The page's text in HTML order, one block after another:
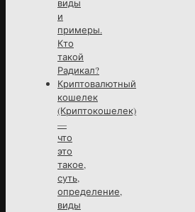
виды
и
примеры.
Кто
такой
Радикал?
Криптовалютный
кошелек
(Криптокошелек)
—
что
это
такое,
суть,
определение,
виды